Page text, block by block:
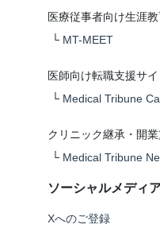
医療従事者向け生涯教
└ MT-MEET
医師向け転職支援サイ
└ Medical Tribune
クリニック継承・開
└ Medical Tribune
ソーシャルメディ
Xへのご登録